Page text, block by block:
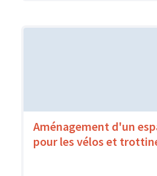
Aménagement d'un
pour les vélos et